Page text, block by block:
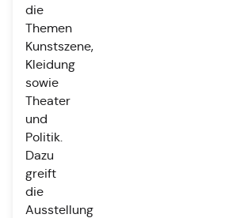
die
Themen
Kunstszene,
Kleidung
sowie
Theater
und
Politik.
Dazu
greift
die
Ausstellung